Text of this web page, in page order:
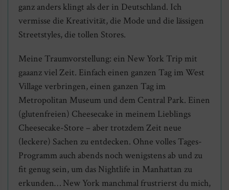
ganz anders klingt als der in Deutschland. Ich
vermisse die Kreativität, die Mode und die lässigen
Streetstyles, die tollen Stores.
Meine Traumvorstellung: ein New York Trip mit
gaaanz viel Zeit. Einfach einen ganzen Tag im West
Village verbringen, einen ganzen Tag im
Metropolitan Museum und dem Central Park. Einen
(glutenfreien) Cheesecake in meinem Lieblings
Cheesecake-Store – aber trotzdem Zeit neue
(leckere) Sachen zu entdecken. Ohne volles Tages-
Programm auch abends noch wenigstens ab und zu
fit genug sein, um das Nightlife in Manhattan zu
erkunden… New York manchmal frustrierst du mich,